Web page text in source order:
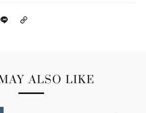
ALSO LIKE